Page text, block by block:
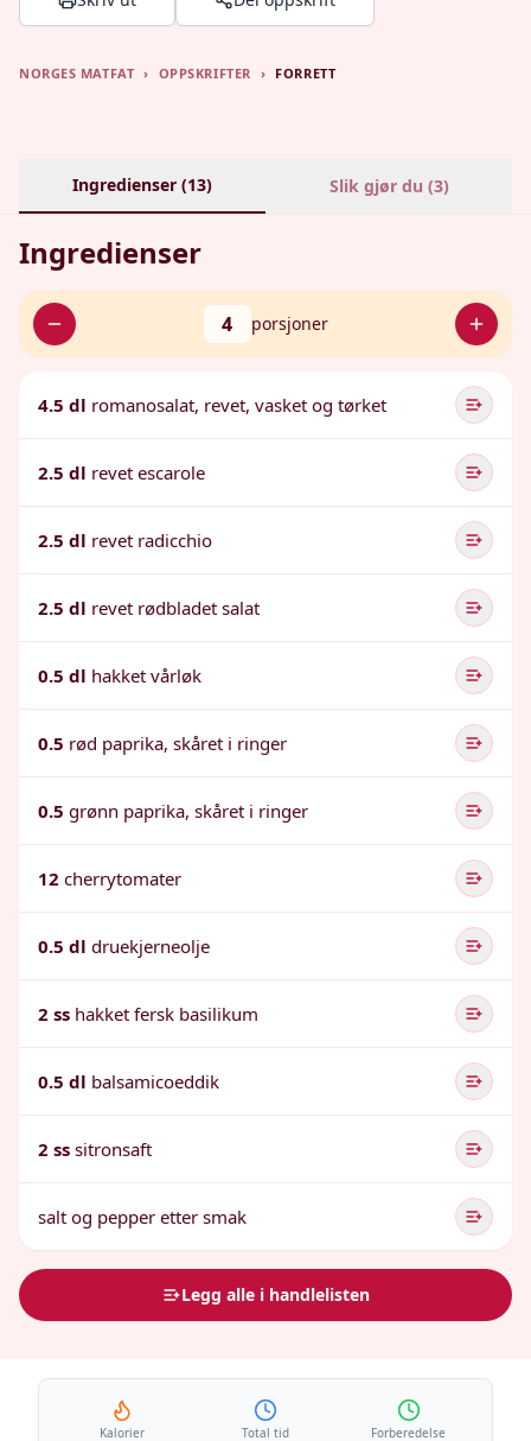
NORGES MATFAT › OPPSKRIFTER › FORRETT
Ingredienser (13) Slik gjør du (3)
Ingredienser
4 porsjoner
4.5 dl romanosalat, revet, vasket og tørket
2.5 dl revet escarole
2.5 dl revet radicchio
2.5 dl revet rødbladet salat
0.5 dl hakket vårløk
0.5 rød paprika, skåret i ringer
0.5 grønn paprika, skåret i ringer
12 cherrytomater
0.5 dl druekjerneolje
2 ss hakket fersk basilikum
0.5 dl balsamicoeddik
2 ss sitronsaft
salt og pepper etter smak
Legg alle i handlelisten
Kalorier Total tid Forberedelse